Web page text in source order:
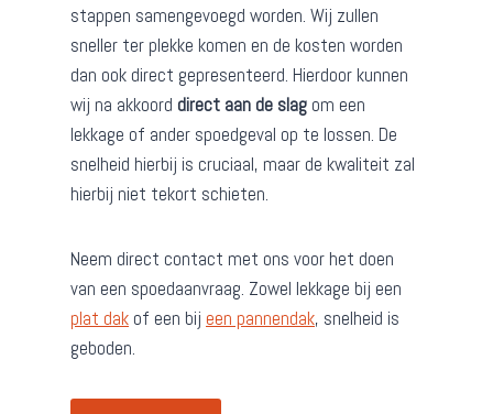
stappen samengevoegd worden. Wij zullen
sneller ter plekke komen en de kosten worden
dan ook direct gepresenteerd. Hierdoor kunnen
wij na akkoord direct aan de slag om een
lekkage of ander spoedgeval op te lossen. De
snelheid hierbij is cruciaal, maar de kwaliteit zal
hierbij niet tekort schieten.
Neem direct contact met ons voor het doen
van een spoedaanvraag. Zowel lekkage bij een
plat dak of een bij een pannendak, snelheid is
geboden.